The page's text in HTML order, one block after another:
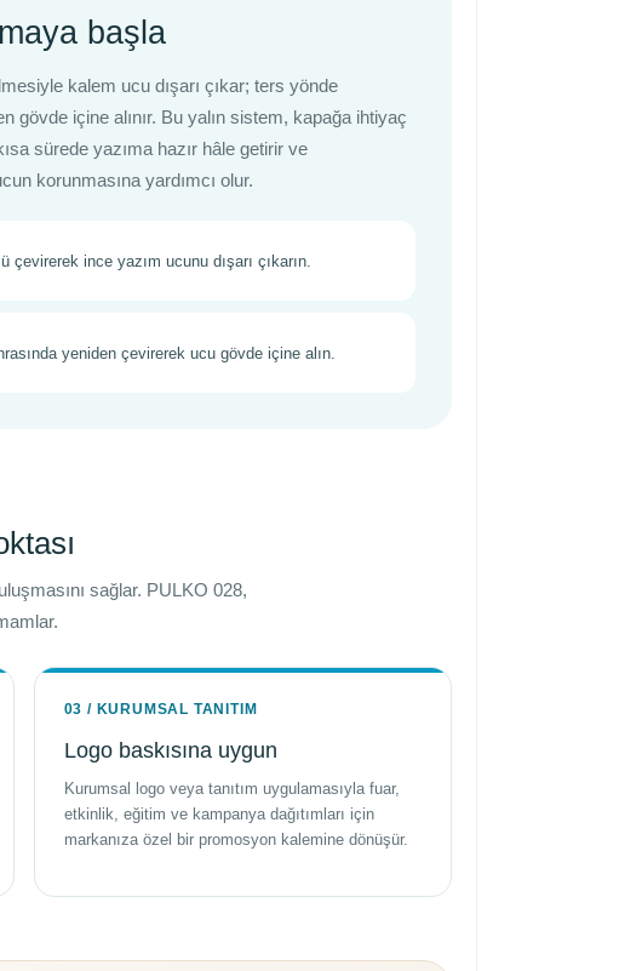
başla
kalem ucu dışarı çıkar; ters yönde
gövde içine alınır. Bu yalın sistem, kapağa ihtiyaç
sürede yazıma hazır hâle getirir ve
korunmasına yardımcı olur.
çevirerek ince yazım ucunu dışarı çıkarın.
yeniden çevirerek ucu gövde içine alın.
sağlar. PULKO 028,
03 / KURUMSAL TANITIM
Logo baskısına uygun
Kurumsal logo veya tanıtım uygulamasıyla fuar,
etkinlik, eğitim ve kampanya dağıtımları için
markanıza özel bir promosyon kalemine dönüşür.